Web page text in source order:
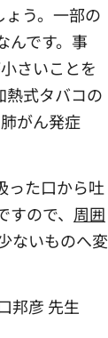
う。一部の
んです。事
さいことを
熱式タバコの
がん発症
った口から吐
ので、 周囲
ないものへ変
彦 先生